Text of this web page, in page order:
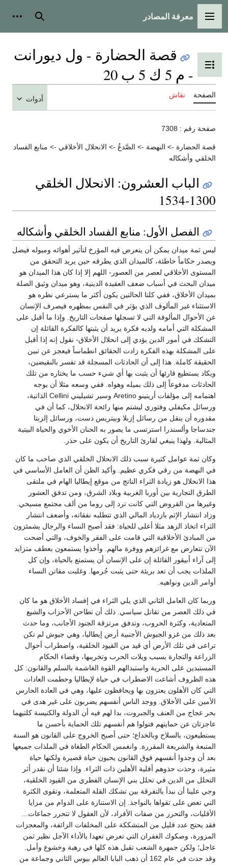
القائمة الرئيسية
معرفة المصادر بحث
تبديل عرض جدول المحتويات
قصة الحضارة - ول ديورانت
- م 5 ك 5 ب 20
الصفحة نقاش أدوات
صفحة رقم : 7308
قصة الحضارة -> النهضة -> الصَّدعُ -> الانحلال الأخلاقي -> منابع الفساد
الخلقي وأشكاله
الباب العشرون: الانحلال الخلقي
1300-1534
الفصل الأول: منابع الفساد الخلقي وأشكاله
ليس ثمة ميدان يمكن أن يتعرض فيه المؤرخ لتأثير أهوائه وميوله فيضل
ويصدر حكاماً خاطئة، كالميدان الذي يطرقه حين يريد التحقق من
المستوى الأخلاقي لعصر من العصور- اللهم إلا إذا كان هذا الميدان هو
ميدان البحث في أسباب ضعف العقيدة الدينية، وهو ميدان وثيق الصلة
بميدان الأخلاق، ففي كلتا الحالتين يكون أكثر ما يسترعي نظره هو
الاستثناء غير المألوف الذي يؤثر في النفس بمظهره فيصرف الإنسان
عن الأحوال المألوفة التي لا تسجلها صفحات التاريخ. وإذا ما أقبل على
المشكلة التي أمامه ولديه فكرة يريد أن يثبتها كالفكرة القائلة إن
التشكك في أمور الدين يؤدي إلى انحلال الأخلاق- نقول إنه إذا أقبل
على المشكلة بهذه الفكرة زادت الحقائق انطماساً فيعجز عن تبين
الحقيقة كاملة. هذا إلى أن الحادثات المسجلة قد تفسر بالنقيضين،
ويكاد يستطيع قارئها أن يثبت بها أي شيء حسب ما يختاره من تلك
الحادثات مدفوعاً إلى ذلك بميله وهواه. ففي وسعه مثلا أن يوجه
اهتمامه إلى مؤلفات أريتينو Aretino وسير تشيليني Cellini الذاتية،
ورسائل مكيفلي وفتوري ليشتم منها رائحة الانحلال، كما أن في
مقدوره أن ينقل من رسائل إزبلا وبيتريس دست، ورسائل إلزبتا
جندساجا وألسندرا استرتسى ما يصور به الحنان الأخوي والحياة البيتية
المثالية. ولهذا ينبغي لقارئ التاريخ أن يكون على حذر.
وكان ثمة عوامل كثيرة سبب ذلك الانحلال الخلقي الذي صاحب ما كان
في النهضة من رقي فكري عظيم. وأكيد الظن أن العامل الأساسي في
هذا الانحلال هو زيادة الثراء الناتج من موقع إيطاليا الهام في ملتقى
الطرق التجارية بين أوربا الغربية وبلاد الشرق، ومن تدفق العشور
وغيرها من القروض التي كانت ترد إلى روما من ألف مجتمع مسيحي.
وزاد انتشار الإثم بازدياد المالي الذي تتطلبه نفقاته، وأضعف انتشار
الثراء اتخاذ الزهد مثلا أعلى للحياة: فقد أصبح النساء والرجال يشمئزون
من المبادئ الأخلاقية التي قامت على الفقر والخوف، والتي أضحت
الآن تتعارض مع غرائزهم ووفرة مالهم. وأخذوا يستمعون بعطف متزايد
إلى آراء أبيقور القائلة إن على الإنسان أن يستمتع بالحياة، وإن كل
الملذات يجب أن تعد بريئة حتى يثبت جُرمها. وغلبت مفاتن النساء
أوامر الدين ونواهيه.
وربما كان العامل الثاني الذي يلي الثراء في إفساد الأخلاق هو ما كان
في ذلك العصر من تقاتل سياسي. ذلك أن تطاحن الأحزاب والشيع
المتعادية، وكثرة الحروب، وتدفق مرتزقة الجنود الأجانب، وما حدث
بعد ذلك من غزو الجيوش الأجنبية أرض إيطاليا، وهي جيوش لم تكن
تراعى في تلك الأرض أي قيد من القيود الخلقية، واضطراب أحوال
الزراعة والتجارة بسبب ويلات الحرب وتخريبها، وقضاء الحكام
المستبدين على الحرية واستبدالهم القوة الغاشمة بالسلم والقانون: كل
هذه الظروف أشاعت الاضطراب في حياة لإيطاليا وحطمت العادات
التي كان الأهلون يعتزون بها ويحافظون عليها، وهي في العادة الحارس
الأمين على الأخلاق. ووجد الناس أنفسهم يضربون على غير هدى في
بحر عجاج من العنف والجبروت، بدا لهم فيه أن الدولة والكنيسة كلتيهما
عاجزتان عن حمايتهم فتولوا هم أنفسهم تلك الحماية بأحسن ما
يستطيعون، بالسلاح وبالخداع؛ حتى أصبح الخروج على القانون هو السنة
المتبعة والشريعة المقررة. وانغمس الحكام الطغاة في الملذات جميعها
بعد أن وجدوا أنفسهم فوق القانون يحيون حياة قصيرة ولكنها حياة
مثيرة، وحذت حذوهم أقلية الأهلين ذات الثراء. وإذا شئنا أن نقدر أثر
التحلل من الدين في تحلل بني الإنسان الفطري من القيود الخلقية،
وجي علينا أن نبدأ بالتفرقة بين تشكك القلة المتعلمة، وتقوى الكثرة
التي تعض على تقواها بالنواجذ. إن الاستنارة على الدوام من مزايا
الأقليات، والتحرر من صفات الأفراد، لأن العقول لا تتحرر جماعات...
فقد يحتج عدد قليل من المتشككة على المخلفات الزائفة، والمعجزات
المزورة، وصكوك الغفران التي تعرض تعهدا بالأداء الآجل نظير ثمن
عاجل؛ ولكن جمهرة الشعب تقبل هذه كلها في رهبة وخشوع وأمل.
وقد حدث في عام 162 أن ذهب البابا العالم بيوس الثاني وجماعة من